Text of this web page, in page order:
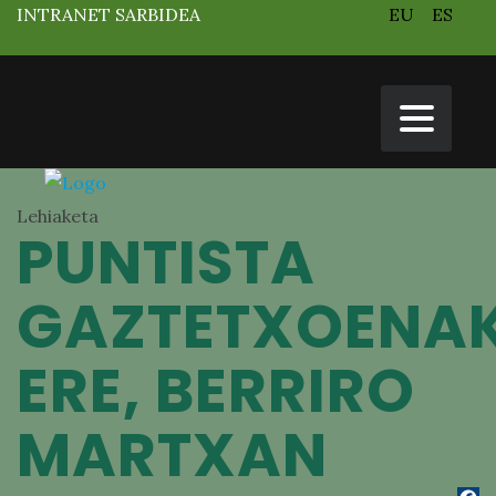
INTRANET SARBIDEA EU ES
Lehiaketa
PUNTISTA
ERE, BERRIRO
MARTXAN